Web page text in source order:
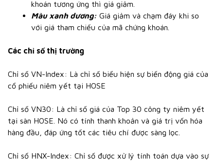
khoán tương ứng thì giá giảm.
Màu xanh dương: Giá giảm và chạm đáy khi so
với giá tham chiếu của mã chứng khoán.
Các chỉ số thị trường
Chỉ số VN-Index: Là chỉ số biểu hiện sự biến động giá của
cổ phiếu niêm yết tại HOSE
Chỉ số VN30: Là chỉ số giá của Top 30 công ty niêm yết
tại sàn HOSE. Nó có tính thanh khoản và giá trị vốn hóa
hàng đầu, đáp ứng tốt các tiêu chí được sàng lọc.
Chỉ số HNX-Index: Chỉ số được xử lý tính toán dựa vào sự